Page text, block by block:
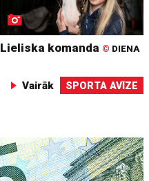
Lieliska komanda © DIENA
Vairāk SPORTA AVĪZE